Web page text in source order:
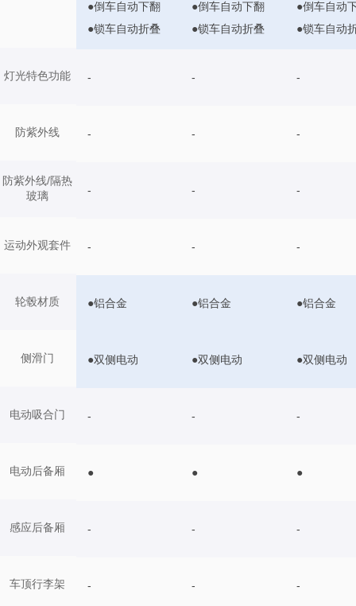
灯光特色功能
防紫外线
防紫外线/隔热
玻璃
运动外观套件
轮毂材质
侧滑门
电动吸合门
电动后备厢
感应后备厢
车顶行李架
●倒车自动下翻
●锁车自动折叠
●倒车自动下翻
●锁车自动折叠
●倒车自动
●锁车自动
- - -
- - -
- - -
- - -
●铝合金 ●铝合金 ●铝合金
●双侧电动 ●双侧电动 ●双侧电动
- - -
● ● ●
- - -
- - -